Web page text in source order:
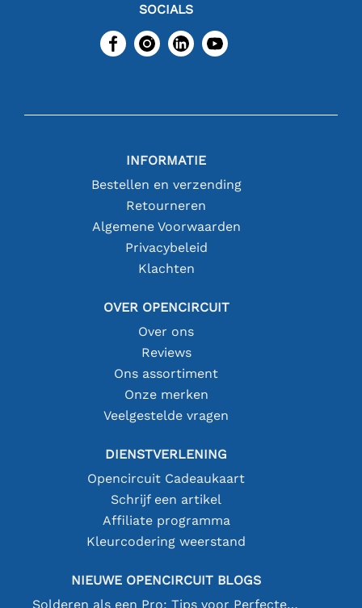
SOCIALS
INFORMATIE
Bestellen en verzending
Retourneren
Algemene Voorwaarden
Privacybeleid
Klachten
OVER OPENCIRCUIT
Over ons
Reviews
Ons assortiment
Onze merken
Veelgestelde vragen
DIENSTVERLENING
Opencircuit Cadeaukaart
Schrijf een artikel
Affiliate programma
Kleurcodering weerstand
NIEUWE OPENCIRCUIT BLOGS
Solderen als een Pro: Tips voor Perfecte Elektronische Verbindingen